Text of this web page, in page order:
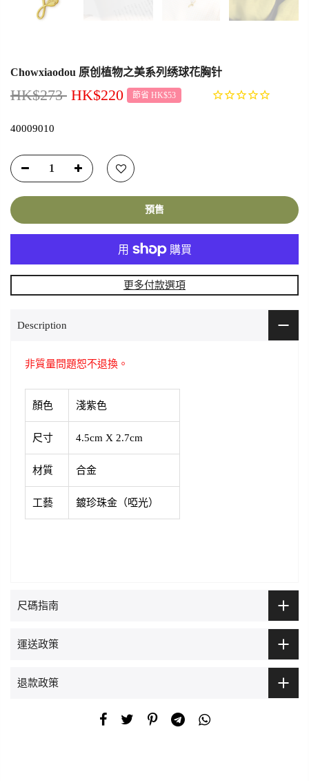
Chowxiaodou 原创植物之美系列绣球花胸针
HK$273 HK$220 節省 HK$53
40009010
預售
更多付款選項
Description
非質量問題恕不退換。
顏色 淺紫色
尺寸 4.5cm X 2.7cm
材質 合金
工藝 鍍珍珠金（啞光）
尺碼指南
運送政策
退款政策